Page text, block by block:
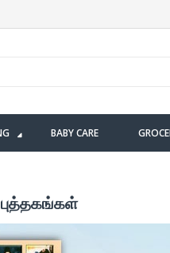
BABY CARE